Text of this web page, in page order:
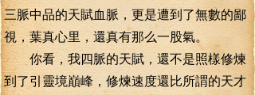
三脈中品的天賦血脈，更是遭到了無數的鄙
視，葉真心里，還真有那么一股氣。
你看，我四脈的天賦，還不是照樣修煉
到了引靈境巔峰，修煉速度還比所謂的天才